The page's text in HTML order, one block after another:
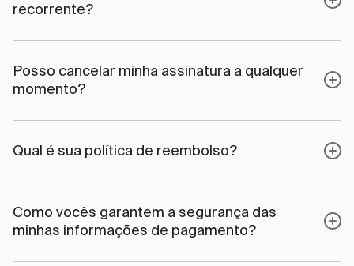
recorrente?
Posso cancelar minha assinatura a qualquer
momento?
Qual é sua política de reembolso?
Como vocês garantem a segurança das
minhas informações de pagamento?